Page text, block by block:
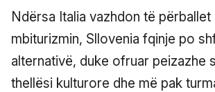
Ndërsa Italia vazhdon të përballet
mbiturizmin, Sllovenia fqinje po
alternativë, duke ofruar peizazhe
thellësi kulturore dhe më pak